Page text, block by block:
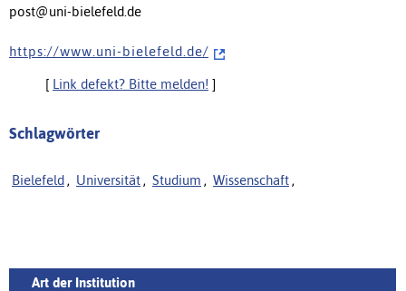
post@uni-bielefeld.de
h t t p s : / / w w w . u n i - b i e l e f e l d . d e /
[ Link defekt? Bitte melden! ]
Schlagwörter
Bielefeld , Universität , Studium , Wissenschaft ,
Art der Institution